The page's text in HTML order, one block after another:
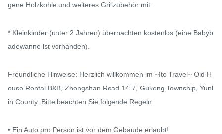
gene Holzkohle und weiteres Grillzubehör mit.
* Kleinkinder (unter 2 Jahren) übernachten kostenlos (eine Babyb
adewanne ist vorhanden).
Freundliche Hinweise: Herzlich willkommen im ~Ito Travel~ Old H
ouse Rental B&B, Zhongshan Road 14-7, Gukeng Township, Yunl
in County. Bitte beachten Sie folgende Regeln:
• Ein Auto pro Person ist vor dem Gebäude erlaubt!